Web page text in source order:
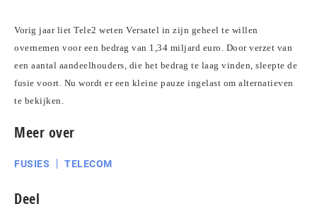
Vorig jaar liet Tele2 weten Versatel in zijn geheel te willen
overnemen voor een bedrag van 1,34 miljard euro. Door verzet van
een aantal aandeelhouders, die het bedrag te laag vinden, sleepte de
fusie voort. Nu wordt er een kleine pauze ingelast om alternatieven
te bekijken.
Meer over
FUSIES TELECOM
Deel